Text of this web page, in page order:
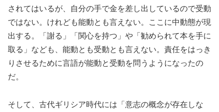
されてはいるが、自分の手で金を差し出しているので受動
ではない。けれども能動とも言えない。ここに中動態が現
出する。「謝る」「関心を持つ」や「勧められて本を手に
取る」なども、能動とも受動とも言えない。責任をはっき
りさせるために言語が能動と受動を問うようになったの
だ。
そして、古代ギリシア時代には「意志の概念が存在しな